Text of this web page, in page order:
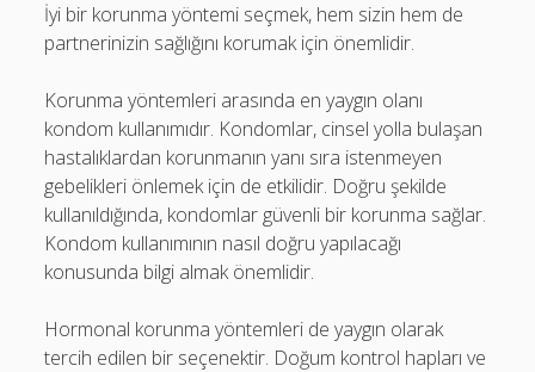
İyi bir korunma yöntemi seçmek, hem sizin hem de
partnerinizin sağlığını korumak için önemlidir.
Korunma yöntemleri arasında en yaygın olanı
kondom kullanımıdır. Kondomlar, cinsel yolla bulaşan
hastalıklardan korunmanın yanı sıra istenmeyen
gebelikleri önlemek için de etkilidir. Doğru şekilde
kullanıldığında, kondomlar güvenli bir korunma sağlar.
Kondom kullanımının nasıl doğru yapılacağı
konusunda bilgi almak önemlidir.
Hormonal korunma yöntemleri de yaygın olarak
tercih edilen bir seçenektir. Doğum kontrol hapları ve